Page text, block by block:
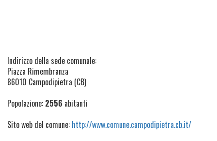
Indirizzo della sede comunale:
Piazza Rimembranza
86010 Campodipietra (CB)
Popolazione: 2556 abitanti
Sito web del comune: http://www.comune.campodipietra.cb.it/